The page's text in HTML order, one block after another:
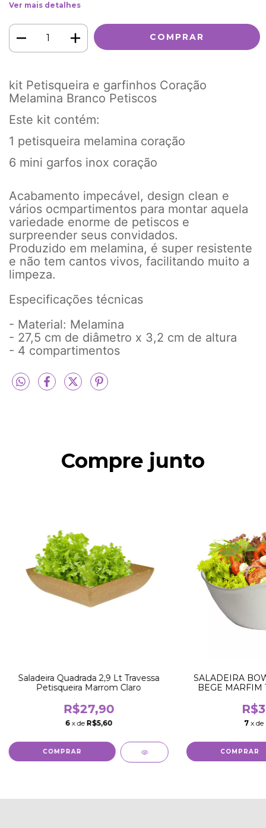
Ver mais detalhes
kit Petisqueira e garfinhos Coração
Melamina Branco Petiscos
Este kit contém:
1 petisqueira melamina coração
6 mini garfos inox coração
Acabamento impecável, design clean e
vários ocmpartimentos para montar aquela
variedade enorme de petiscos e
surpreender seus convidados.
Produzido em melamina, é super resistente
e não tem cantos vivos, facilitando muito a
limpeza.
Especificações técnicas
- Material: Melamina
- 27,5 cm de diâmetro x 3,2 cm de altura
- 4 compartimentos
Compre junto
Saladeira Quadrada 2,9 Lt Travessa
Petisqueira Marrom Claro
R$27,90
6 x de R$5,60
SALADEIRA
BEGE MARFIM
7 x de